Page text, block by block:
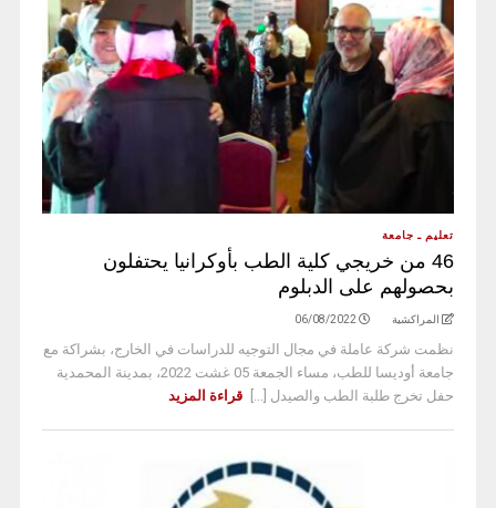
تعليم ـ جامعة
46 من خريجي كلية الطب بأوكرانيا يحتفلون
بحصولهم على الدبلوم
المراكشية 06/08/2022
نظمت شركة عاملة في مجال التوجيه للدراسات في الخارج، بشراكة مع
جامعة أوديسا للطب، مساء الجمعة 05 غشت 2022، بمدينة المحمدية
حفل تخرج طلبة الطب والصيدل [...]
قراءة المزيد